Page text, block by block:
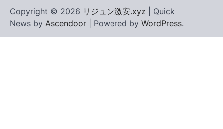
Copyright © 2026 リジュン激安.xyz | Quick
News by Ascendoor | Powered by WordPress.